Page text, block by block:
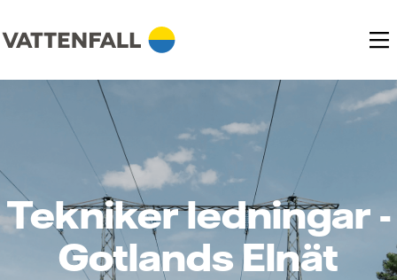
Tekniker ledningar -
Gotlands Elnät